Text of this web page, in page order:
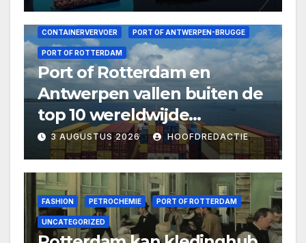
CONTAINERVERVOER PORT OF ANTWERPEN-BRUGGE
PORT OF ROTTERDAM
Port of Rotterdam en
Antwerpen vallen buiten de
top 10 wereldwijde
containerhavens
3 AUGUSTUS 2026 HOOFDREDACTIE
FASHION PETROCHEMIE PORT OF ROTTERDAM
UNCATEGORIZED